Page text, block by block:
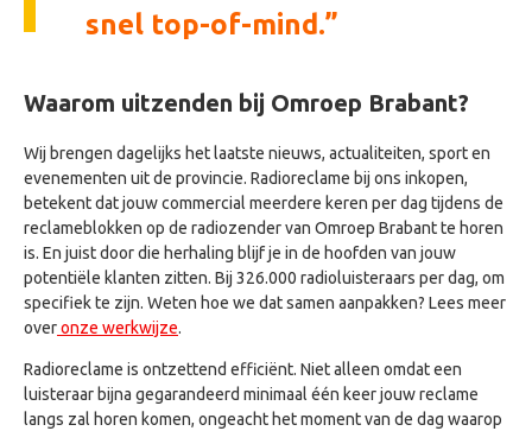
snel top-of-mind.
Waarom uitzenden bij Omroep Brabant?
Wij brengen dagelijks het laatste nieuws, actualiteiten, sport en
evenementen uit de provincie. Radioreclame bij ons inkopen,
betekent dat jouw commercial meerdere keren per dag tijdens de
reclameblokken op de radiozender van Omroep Brabant te horen
is. En juist door die herhaling blijf je in de hoofden van jouw
potentiële klanten zitten. Bij 326.000 radioluisteraars per dag, om
specifiekte zijn. Weten hoe we dat samen aanpakken? Lees meer
overonze werkwijze.
Radioreclame is ontzettend efficiënt. Niet alleen omdat een
luisteraar bijna gegarandeerd minimaal één keer jouw reclame
langs zal horen komen, ongeacht het moment van de dag waarop